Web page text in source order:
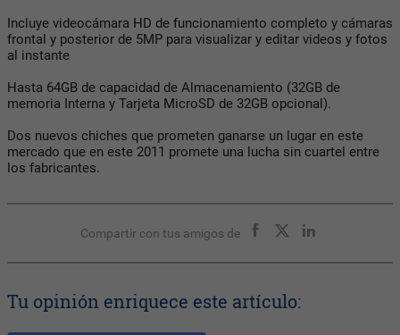
Incluye videocámara HD de funcionamiento completo y cámaras
frontal y posterior de 5MP para visualizar y editar videos y fotos
al instante
Hasta 64GB de capacidad de Almacenamiento (32GB de
memoria Interna y Tarjeta MicroSD de 32GB opcional).
Dos nuevos chiches que prometen ganarse un lugar en este
mercado que en este 2011 promete una lucha sin cuartel entre
los fabricantes.
Compartir con tus amigos de
Tu opinión enriquece este artículo: